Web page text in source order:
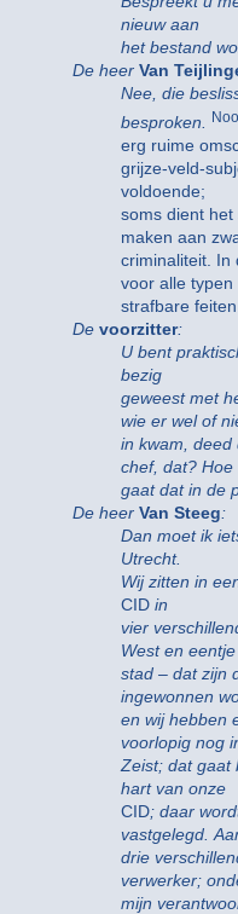
nieuw aan
het bestand
De heer Van
Nee, die
besproken.
erg ruime
grijze-veld-
voldoende;
soms dient het
maken aan
criminaliteit. In
voor alle typen
strafbare
De voorzitter:
U bent
bezig
geweest met
wie er wel of
in kwam, deed
chef, dat? Hoe
gaat dat in de
De heer Van Steeg:
Dan moet ik
Utrecht.
Wij zitten in
CID in
vier
West en eentje
stad – dat zijn
ingewonnen
en wij hebben
voorlopig nog
Zeist; dat gaat
hart van onze
CID; daar
vastgelegd.
drie
verwerker;
mijn